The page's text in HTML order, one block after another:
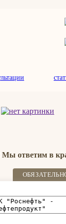
Мы ответим в